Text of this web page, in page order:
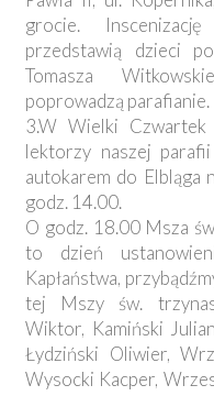
grocie.
przedstawią dzieci
Tomasza
poprowadzą parafianie.
3.W Wielki
lektorzy naszej
autokarem do Elbląga
godz. 14.00.
O godz. 18.00 Msza
to dzień
Kapłaństwa,
tej Mszy św.
Wiktor, Kamiński
Łydziński Oliwier,
Wysocki Kacper,